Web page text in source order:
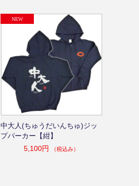
中大人(ちゅうだいんちゅ)ジッ
プパーカー【紺】
5,100円
（税込み）